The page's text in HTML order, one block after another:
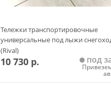
Тележки транспортировочные
универсальные под лыжи
(Rival)
10 730 р. под